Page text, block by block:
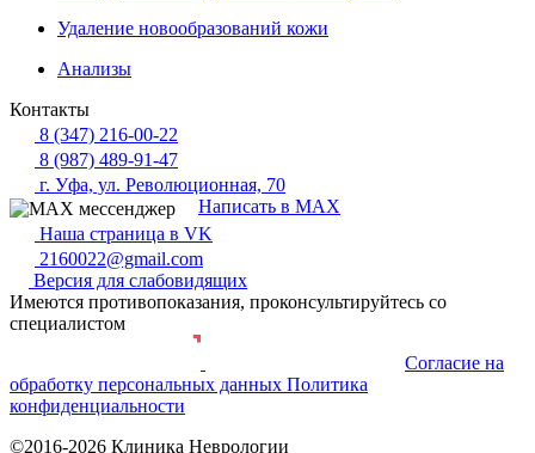
Удаление новообразований кожи
Анализы
Контакты
8 (347) 216-00-22
8 (987) 489-91-47
г. Уфа, ул. Революционная, 70
Написать в MAX
Наша страница в VK
2160022@gmail.com
Версия для слабовидящих
Имеются противопоказания, проконсультируйтесь со
специалистом
Согласие на
обработку персональных данных Политика
конфиденциальности
©2016-2026 Клиника Неврологии